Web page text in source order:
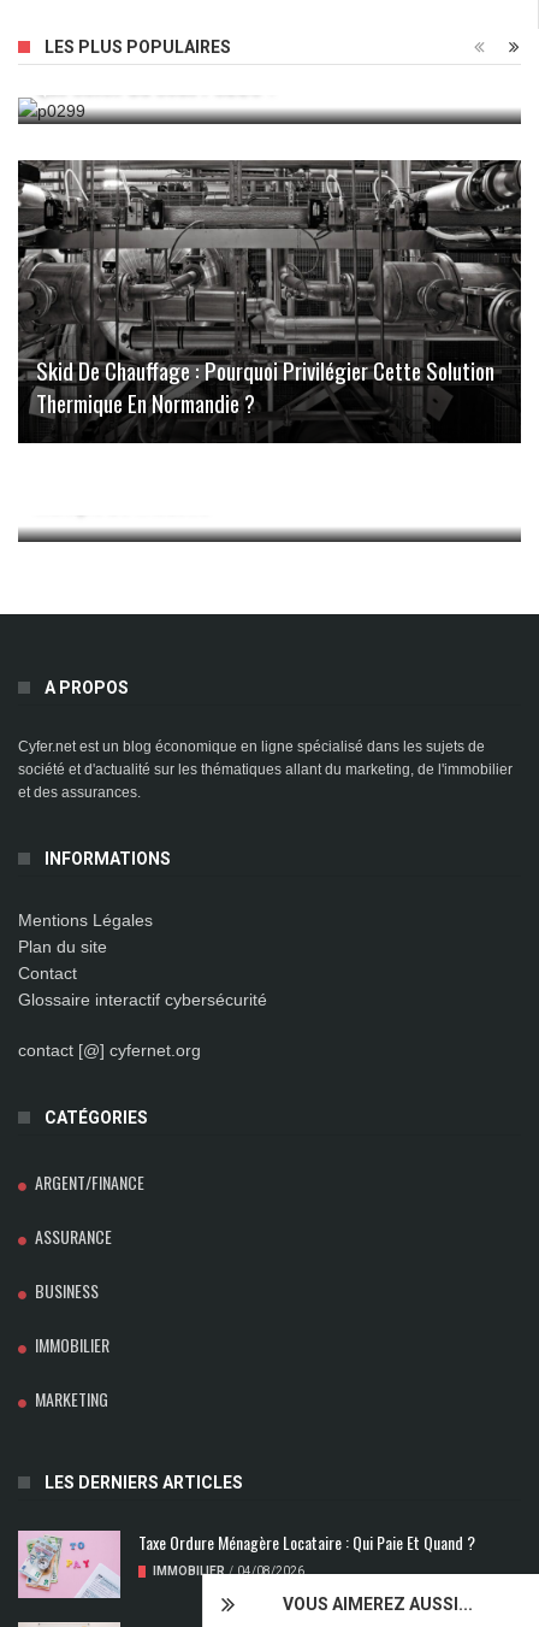
VOUS AIMEREZ AUSSI...
LES PLUS POPULAIRES
Skid De Chauffage : Pourquoi Privilégier Cette Solution
Thermique En Normandie ?
A PROPOS
Cyfer.net est un blog économique en ligne spécialisé dans les sujets de
société et d'actualité sur les thématiques allant du marketing, de l'immobilier
et des assurances.
INFORMATIONS
Mentions Légales
Plan du site
Contact
Glossaire interactif cybersécurité
contact [@] cyfernet.org
CATÉGORIES
ARGENT/FINANCE
ASSURANCE
BUSINESS
IMMOBILIER
MARKETING
LES DERNIERS ARTICLES
Taxe Ordure Ménagère Locataire : Qui Paie Et Quand ?
IMMOBILIER / 04/08/2026